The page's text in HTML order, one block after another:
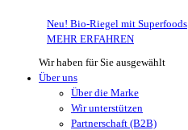
Neu! Bio-Riegel mit Superfoods
MEHR ERFAHREN
Wir haben für Sie ausgewählt
Über uns
Über die Marke
Wir unterstützen
Partnerschaft (B2B)